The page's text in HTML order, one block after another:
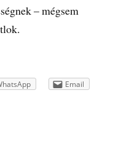
– mégsem
Email